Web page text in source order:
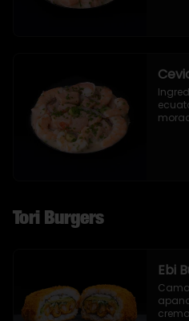
Tori Burgers
Ebi